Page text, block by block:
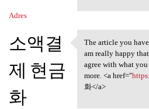
Adres
소액결
제 현금
화
The article you
The article you
am really happy
agree with what you
more. <a href="
화</a>